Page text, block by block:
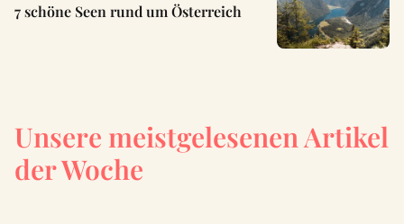
7 schöne Seen rund um Österreich
Unsere meistgelesenen Artikel
der Woche